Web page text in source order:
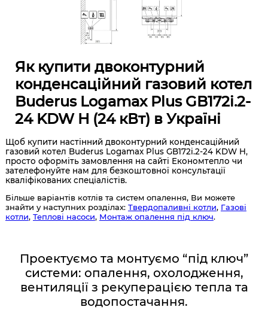
Як купити двоконтурний
конденсаційний газовий котел
Buderus Logamax Plus GB172i.2-
24 KDW H (24 кВт) в Україні
Щоб купити настінний двоконтурний конденсаційний
газовий котел Buderus Logamax Plus GB172i.2-24 KDW H,
просто оформіть замовлення на сайті Економтепло чи
зателефонуйте нам для безкоштовної консультації
кваліфікованих спеціалістів.
Більше варіантів котлів та систем опалення, Ви можете
знайти у наступних розділах: Твердопаливні котли, Газові
котли, Теплові насоси, Монтаж опалення під ключ.
Проектуємо та монтуємо “під ключ”
системи: опалення, охолодження,
вентиляції з рекуперацією тепла та
водопостачання.